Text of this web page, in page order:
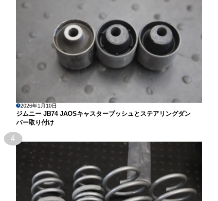
2026年1月10日
ジムニー JB74 JAOSキャスターブッシュとステアリングダン
パー取り付け
4